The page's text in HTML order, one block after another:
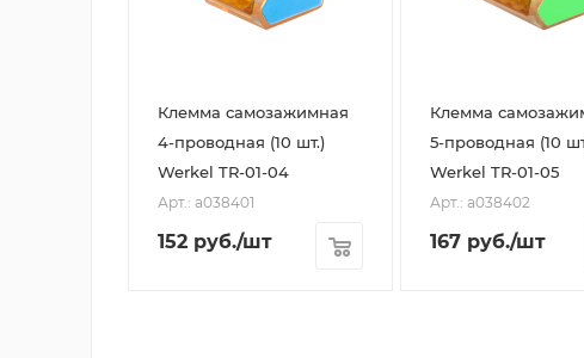
Клемма самозажимная
4-проводная (10 шт.)
Werkel TR-01-04
Арт.: a038401
152 руб./шт
Клемма
5-проводная (10
Werkel TR-01-05
Арт.: a038402
167 руб./шт